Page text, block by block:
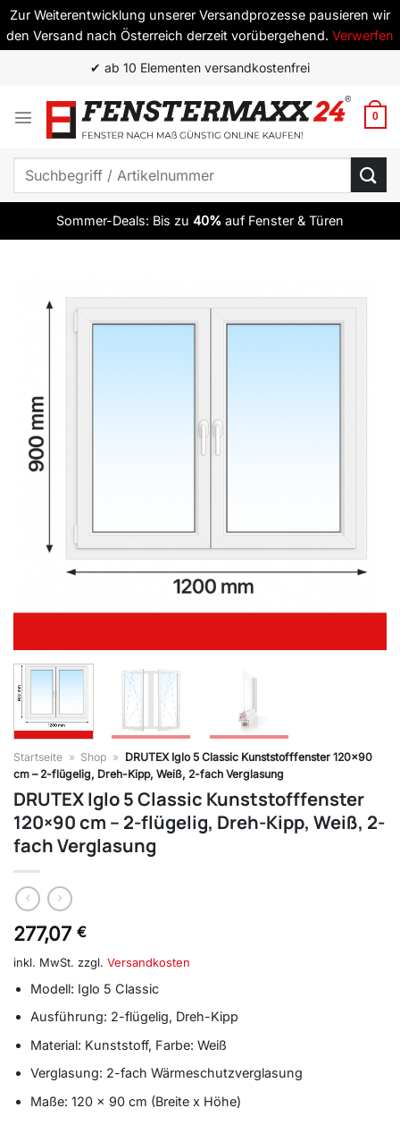
Zur Weiterentwicklung unserer Versandprozesse pausieren wir
den Versand nach Österreich derzeit vorübergehend. Verwerfen
springen
✔ ab 10 Elementen versandkostenfrei
0
Suchen
Sommer-Deals: Bis zu 40% auf Fenster & Türen
Startseite » Shop » DRUTEX Iglo 5 Classic Kunststofffenster 120×90
cm – 2-flügelig, Dreh-Kipp, Weiß, 2-fach Verglasung
DRUTEX Iglo 5 Classic Kunststofffenster
120×90 cm – 2-flügelig, Dreh-Kipp, Weiß, 2-
fach Verglasung
277,07 €
inkl. MwSt. zzgl. Versandkosten
Modell: Iglo 5 Classic
Ausführung: 2-flügelig, Dreh-Kipp
Material: Kunststoff, Farbe: Weiß
Verglasung: 2-fach Wärmeschutzverglasung
Maße: 120 x 90 cm (Breite x Höhe)